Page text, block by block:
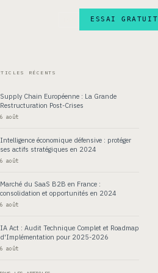
ESSAI GRATUIT
RÉCENTS
Supply Chain Européenne : La Grande
Restructuration Post-Crises
6 août
Intelligence économique défensive : protéger
ses actifs stratégiques en 2024
6 août
Marché du SaaS B2B en France :
consolidation et opportunités en 2024
6 août
IA Act : Audit Technique Complet et Roadmap
d'Implémentation pour 2025-2026
6 août